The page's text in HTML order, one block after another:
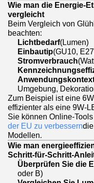
Wie man die Energie-
vergleicht
Beim Vergleich von
beachten:
Lichtbedarf(Lumen)
Einbautip(GU10,
Stromverbrauch
Umgebung,
Zum Beispiel ist eine
effizienter als eine 9W-
Sie können Online-
der EU zu verbessern
Modellen.
Wie man
Schritt-für-Schritt-
Überprüfen Sie die
oder B)